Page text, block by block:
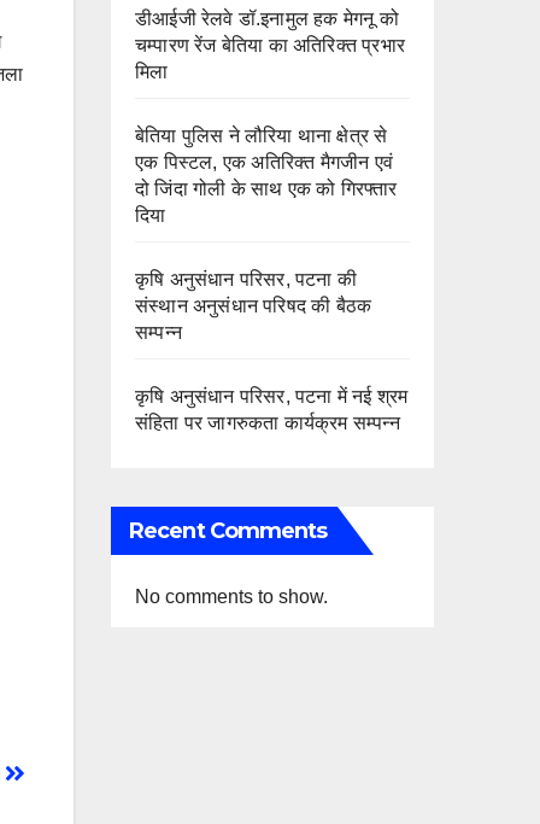
डीआईजी रेलवे डॉ.इनामुल हक मेगनू को
चम्पारण रेंज बेतिया का अतिरिक्त प्रभार
मिला
बेतिया पुलिस ने लौरिया थाना क्षेत्र से
एक पिस्टल, एक अतिरिक्त मैगजीन एवं
दो जिंदा गोली के साथ एक को गिरफ्तार
दिया
कृषि अनुसंधान परिसर, पटना की
संस्थान अनुसंधान परिषद की बैठक
सम्पन्न
कृषि अनुसंधान परिसर, पटना में नई श्रम
संहिता पर जागरुकता कार्यक्रम सम्पन्न
Recent Comments
No comments to show.